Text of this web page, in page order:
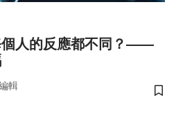
個人的反應都不同？——
輯
儲